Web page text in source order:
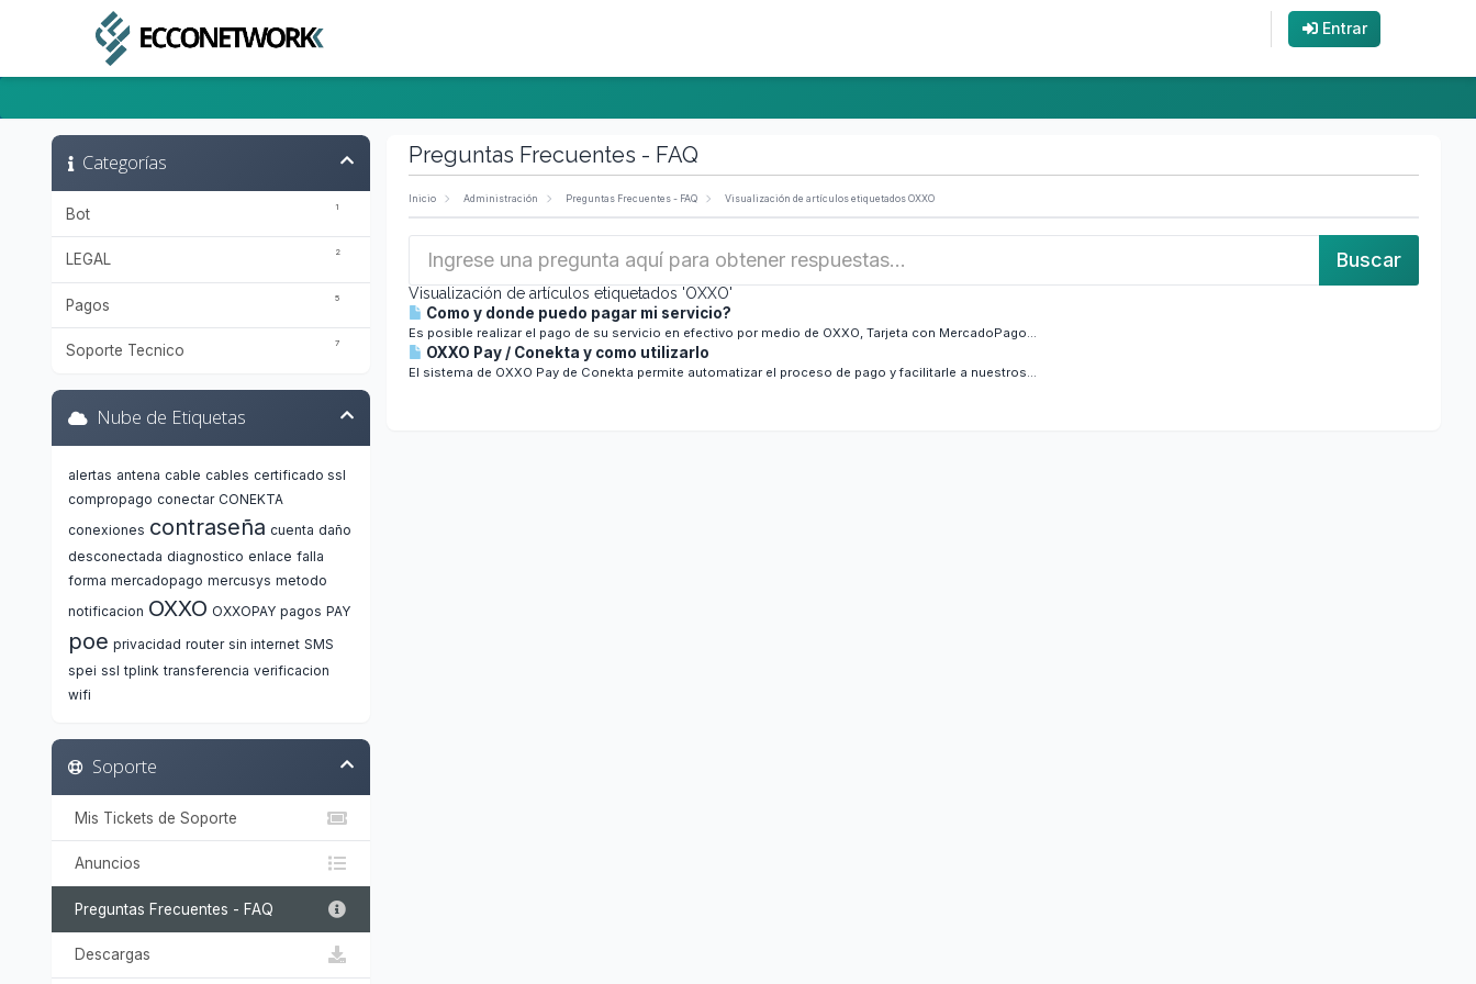
Entrar
Categorías
1
Bot
2
LEGAL
5
Pagos
7
Soporte Tecnico
Preguntas Frecuentes - FAQ
Inicio Administración Preguntas Frecuentes - FAQ Visualización de artículos etiquetados OXXO
Visualización de artículos etiquetados 'OXXO'
Como y donde puedo pagar mi servicio?
Es posible realizar el pago de su servicio en efectivo por medio de OXXO, Tarjeta con MercadoPago...
OXXO Pay / Conekta y como utilizarlo
El sistema de OXXO Pay de Conekta permite automatizar el proceso de pago y facilitarle a nuestros...
Nube de Etiquetas
alertas antena cable cables certificado ssl
compropago conectar CONEKTA
conexiones contraseña cuenta daño
desconectada diagnostico enlace falla
forma mercadopago mercusys metodo
notificacion OXXO OXXOPAY pagos PAY
poe privacidad router sin internet SMS
spei ssl tplink transferencia verificacion
wifi
Soporte
Mis Tickets de Soporte
Anuncios
Preguntas Frecuentes - FAQ
Descargas